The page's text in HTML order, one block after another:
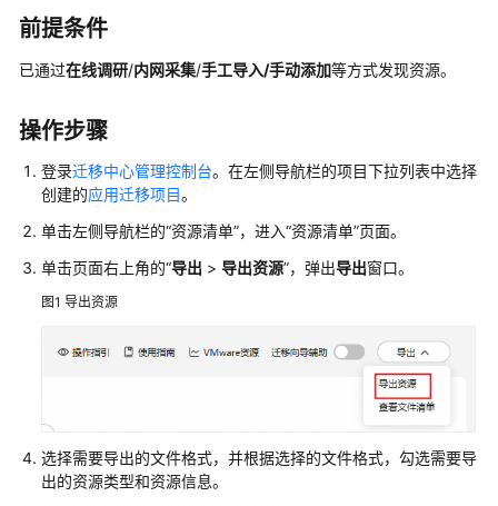
速
入
门
用
户
指
南
总
览
限
置
管
前提条件
已通过在线调研/内网采集/手工导入/手动添加等方式发现资源。
操作步骤
登录迁移中心管理控制台。在左侧导航栏的项目下拉列表中选择
创建的应用迁移项目。
单击左侧导航栏的“资源清单”，进入“资源清单”页面。
单击页面右上角的“导出 > 导出资源”，弹出导出窗口。
图1 导出资源
选择需要导出的文件格式，并根据选择的文件格式，勾选需要导
出的资源类型和资源信息。